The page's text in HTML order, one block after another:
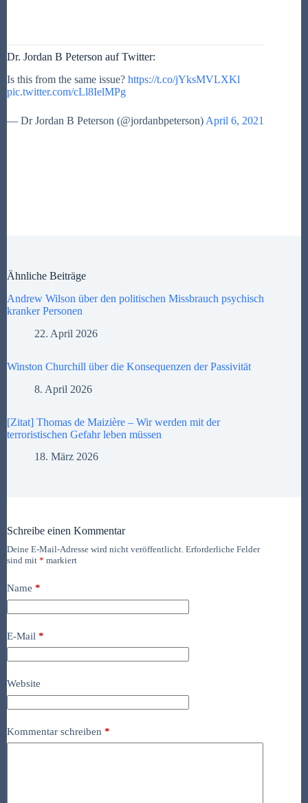
Dr. Jordan B Peterson auf Twitter:
Is this from the same issue? https://t.co/jYksMVLXKl
pic.twitter.com/cLl8IelMPg
— Dr Jordan B Peterson (@jordanbpeterson) April 6, 2021
Ähnliche Beiträge
Andrew Wilson über den politischen Missbrauch psychisch
kranker Personen
22. April 2026
Winston Churchill über die Konsequenzen der Passivität
8. April 2026
[Zitat] Thomas de Maizière – Wir werden mit der
terroristischen Gefahr leben müssen
18. März 2026
Schreibe einen Kommentar
Deine E-Mail-Adresse wird nicht veröffentlicht. Erforderliche Felder
sind mit * markiert
Name *
E-Mail *
Website
Kommentar schreiben *